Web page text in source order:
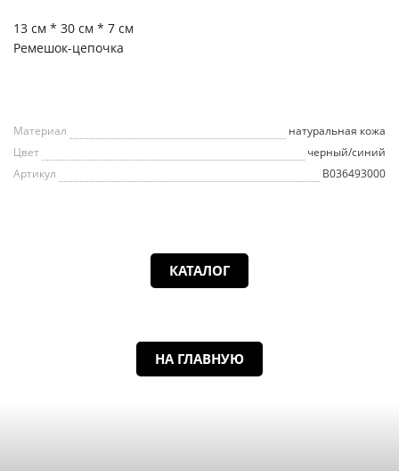
13 см * 30 см * 7 см
Ремешок-цепочка
Материал
натуральная кожа
Цвет
черный/синий
Артикул
B036493000
КАТАЛОГ
НА ГЛАВНУЮ